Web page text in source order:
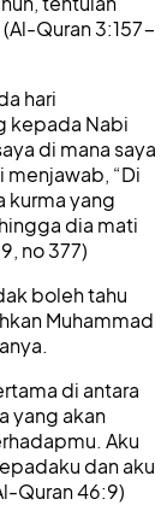
Quran 3:157-
hari
kepada Nabi
di mana saya
menjawab, “Di
kurma yang
dia mati
no 377)
boleh tahu
Muhammad
di antara
yang akan
Aku
dan aku
Quran 46:9)